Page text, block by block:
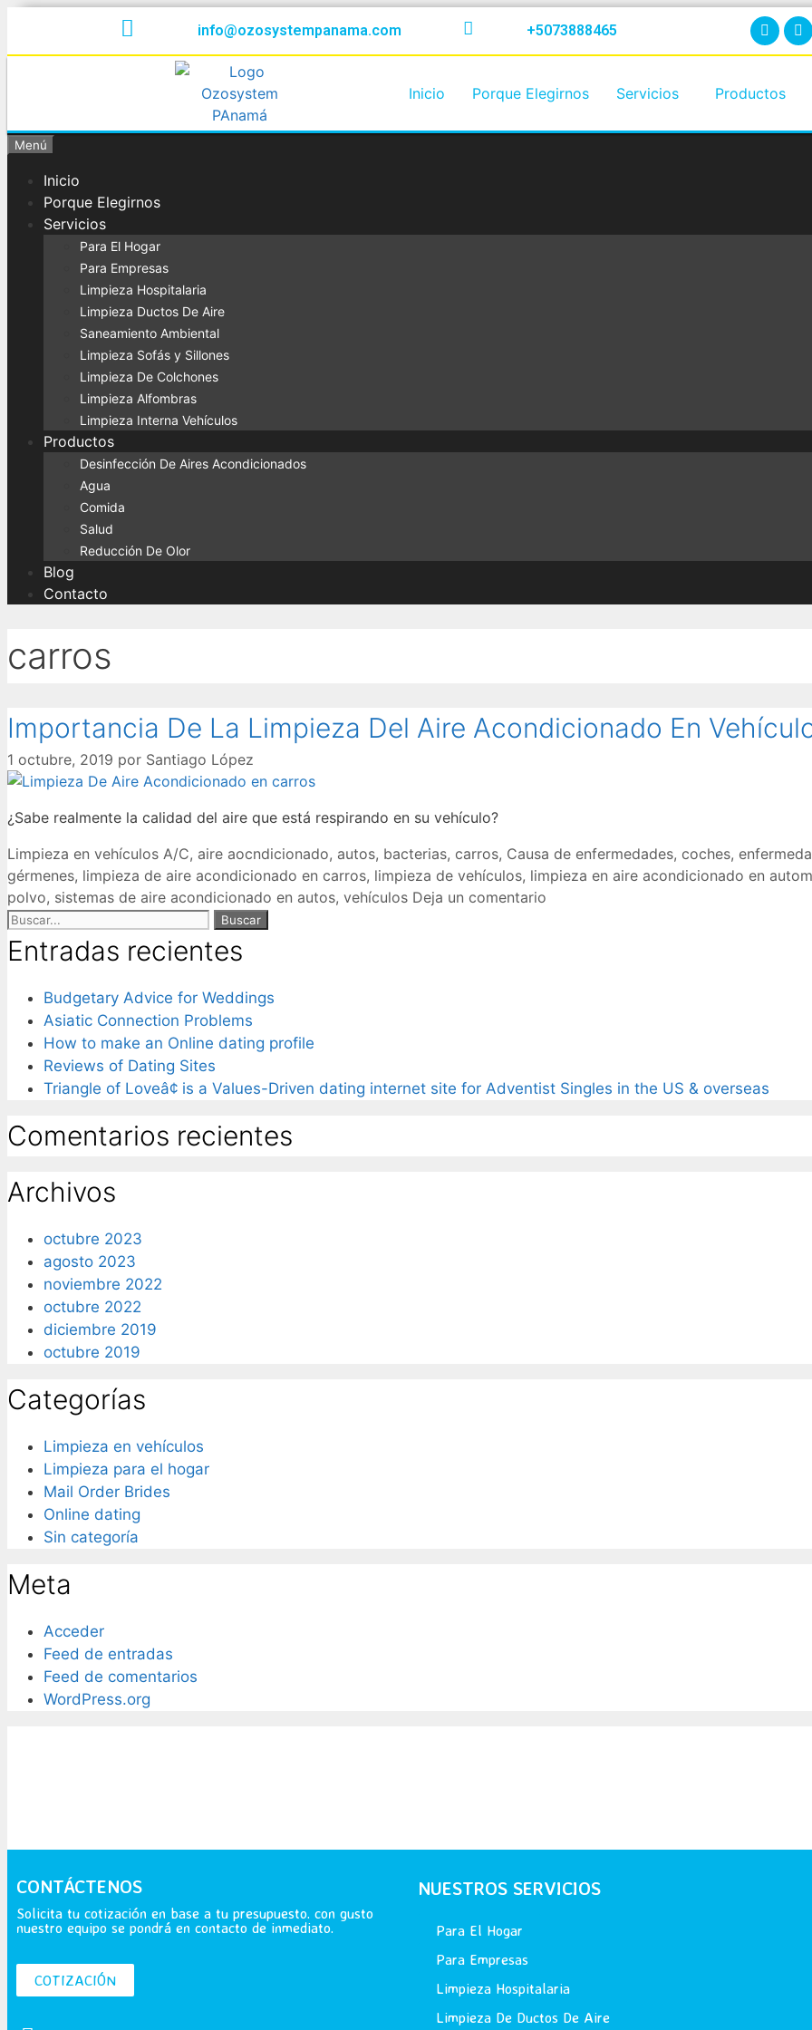
info@ozosystempanama.com +5073888465
Inicio Porque Elegirnos Servicios Productos
Menú
Inicio
Porque Elegirnos
Servicios
Para El Hogar
Para Empresas
Limpieza Hospitalaria
Limpieza Ductos De Aire
Saneamiento Ambiental
Limpieza Sofás y Sillones
Limpieza De Colchones
Limpieza Alfombras
Limpieza Interna Vehículos
Productos
Desinfección De Aires Acondicionados
Agua
Comida
Salud
Reducción De Olor
Blog
Contacto
carros
Importancia De La Limpieza Del Aire Acondicionado En
1 octubre, 2019 por Santiago López
¿Sabe realmente la calidad del aire que está respirando en su vehículo?
Limpieza en vehículos A/C, aire aocndicionado, autos, bacterias, carros, Causa de enfermedades, coches,
gérmenes, limpieza de aire acondicionado en carros, limpieza de vehículos, limpieza en aire acondicionado en
polvo, sistemas de aire acondicionado en autos, vehículos Deja un comentario
Entradas recientes
Budgetary Advice for Weddings
Asiatic Connection Problems
How to make an Online dating profile
Reviews of Dating Sites
Triangle of Loveâ¢ is a Values-Driven dating internet site for Adventist Singles in the US & overseas
Comentarios recientes
Archivos
octubre 2023
agosto 2023
noviembre 2022
octubre 2022
diciembre 2019
octubre 2019
Categorías
Limpieza en vehículos
Limpieza para el hogar
Mail Order Brides
Online dating
Sin categoría
Meta
Acceder
Feed de entradas
Feed de comentarios
WordPress.org
CONTÁCTENOS
Solicita tu cotización en base a tu presupuesto. con gusto
nuestro equipo se pondrá en contacto de inmediato.
COTIZACIÓN
NUESTROS SERVICIOS
Para El Hogar
Para Empresas
Limpieza Hospitalaria
Limpieza De Ductos De Aire